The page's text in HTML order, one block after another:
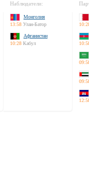
Наблюдатели:
Монголия
13:58 Улан-Батор
Афганистан
10:28 Кабул